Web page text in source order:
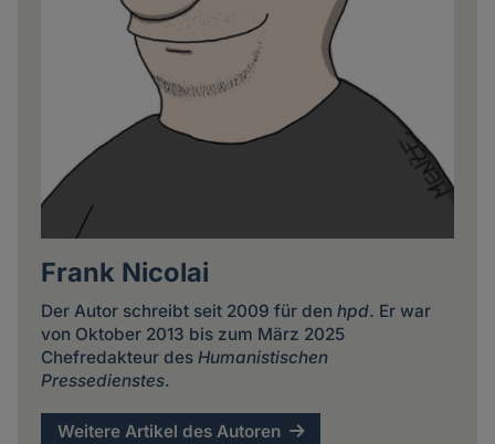
Frank Nicolai
Der Autor schreibt seit 2009 für den hpd. Er war
von Oktober 2013 bis zum März 2025
Chefredakteur des Humanistischen
Pressedienstes.
Weitere Artikel des Autoren